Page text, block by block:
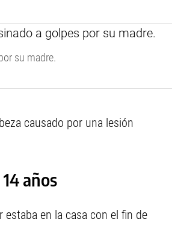
su madre.
causado por una lesión
años
estaba en la casa con el fin de